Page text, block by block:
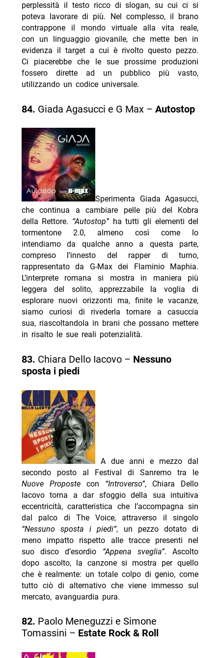
perplessità il testo ricco di slogan, su cui ci si
poteva lavorare di più. Nel complesso, il brano
contrappone il mondo virtuale alla vita reale,
con un linguaggio giovanile, che mette ben in
evidenza il target a cui è rivolto questo pezzo.
Ci piacerebbe che le sue prossime produzioni
fossero dirette ad un pubblico più vasto,
utilizzando un codice universale.
84. Giada Agasucci e G Max – Autostop
Sperimenta Giada Agasucci,
che continua a cambiare pelle più del Kobra
della Rettore. “Autostop”ha tutti gli elementi del
tormentone 2.0, almeno così come lo
intendiamo da qualche anno a questa parte,
compreso l’innesto del rapper di turno,
rappresentato da G-Max dei Flaminio Maphia.
L’interprete romana si mostra in maniera più
leggera del solito, apprezzabile la voglia di
esplorare nuovi orizzonti ma, finite le vacanze,
siamo curiosi di rivederla tornare a casuccia
sua, riascoltandola in brani che possano mettere
in risalto le sue reali potenzialità.
83. Chiara Dello Iacovo – Nessuno
sposta i piedi
A due anni e mezzo dal
secondo posto al Festival di Sanremo tra le
Nuove Propostecon “Introverso”, Chiara Dello
Iacovo torna a dar sfoggio della sua intuitiva
eccentricità, caratteristica che l’accompagna sin
dal palco di The Voice, attraverso il singolo
“Nessuno sposta i piedi”, un pezzo dotato di
meno impatto rispetto alle tracce presenti nel
suo disco d’esordio “Appena sveglia”. Ascolto
dopo ascolto, la canzone si mostra per quello
che è realmente: un totale colpo di genio, come
tutto ciò di alternativo che viene immesso sul
mercato, avanguardia pura.
82. Paolo Meneguzzi e Simone
Tomassini – Estate Rock & Roll